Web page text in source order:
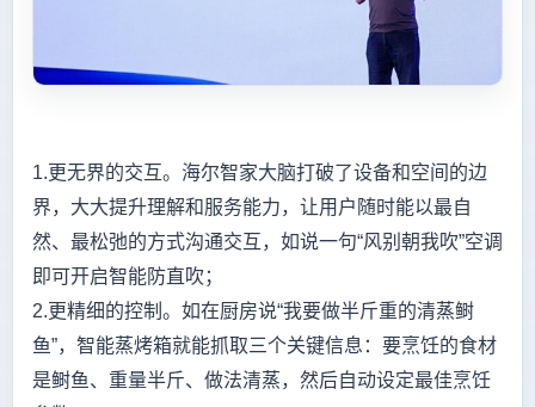
1.更无界的交互。海尔智家大脑打破了设备和空间的边
界，大大提升理解和服务能力，让用户随时能以最自
然、最松弛的方式沟通交互，如说一句“风别朝我吹”空调
即可开启智能防直吹；
2.更精细的控制。如在厨房说“我要做半斤重的清蒸鲥
鱼”，智能蒸烤箱就能抓取三个关键信息：要烹饪的食材
是鲥鱼、重量半斤、做法清蒸，然后自动设定最佳烹饪